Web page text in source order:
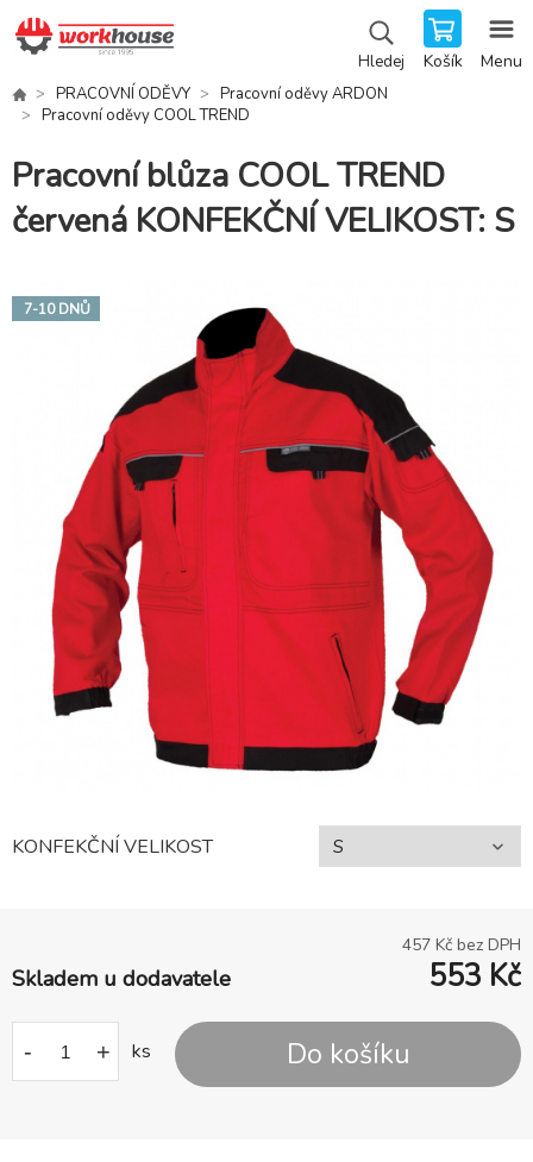
Hledej Košík Menu
PRACOVNÍ ODĚVY
Pracovní oděvy ARDON
Pracovní oděvy COOL TREND
Pracovní blůza COOL TREND
červená KONFEKČNÍ VELIKOST: S
7-10 DNŮ
KONFEKČNÍ VELIKOST
457 Kč bez DPH
Skladem u dodavatele 553 Kč
- + ks Do košíku